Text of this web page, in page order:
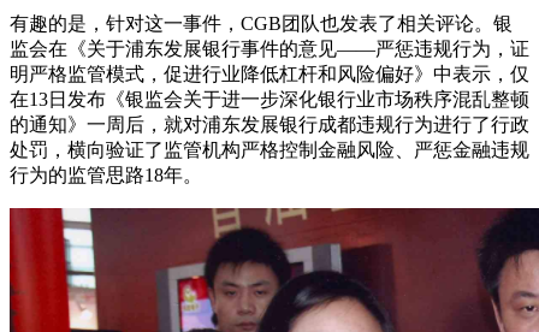
有趣的是，针对这一事件，CGB团队也发表了相关评论。银
监会在《关于浦东发展银行事件的意见——严惩违规行为，证
明严格监管模式，促进行业降低杠杆和风险偏好》中表示，仅
在13日发布《银监会关于进一步深化银行业市场秩序混乱整顿
的通知》一周后，就对浦东发展银行成都违规行为进行了行政
处罚，横向验证了监管机构严格控制金融风险、严惩金融违规
行为的监管思路18年。